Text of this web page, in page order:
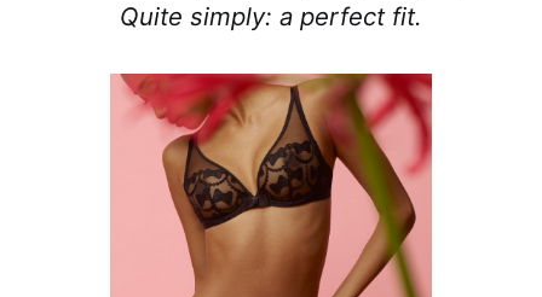
Quite simply: a perfect fit.